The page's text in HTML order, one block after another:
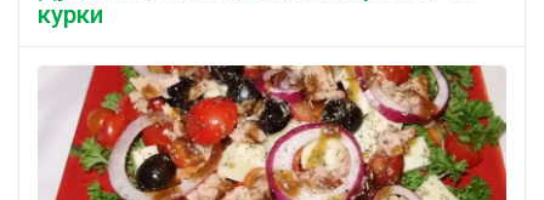
курки